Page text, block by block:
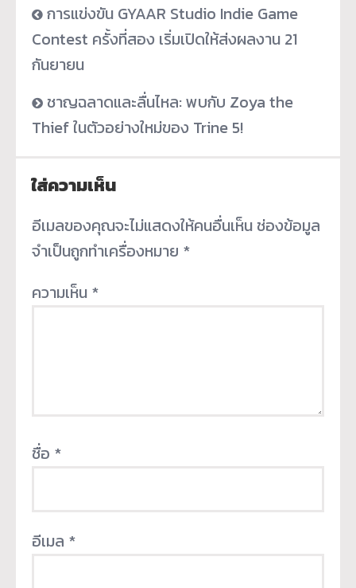
การแข่งขัน GYAAR Studio Indie Game
Contest ครั้งที่สอง เริ่มเปิดให้ส่งผลงาน 21
กันยายน
ชาญฉลาดและลื่นไหล: พบกับ Zoya the
Thief ในตัวอย่างใหม่ของ Trine 5!
ใส่ความเห็น
อีเมลของคุณจะไม่แสดงให้คนอื่นเห็น ช่องข้อมูล
จำเป็นถูกทำเครื่องหมาย *
ความเห็น *
ชื่อ *
อีเมล *